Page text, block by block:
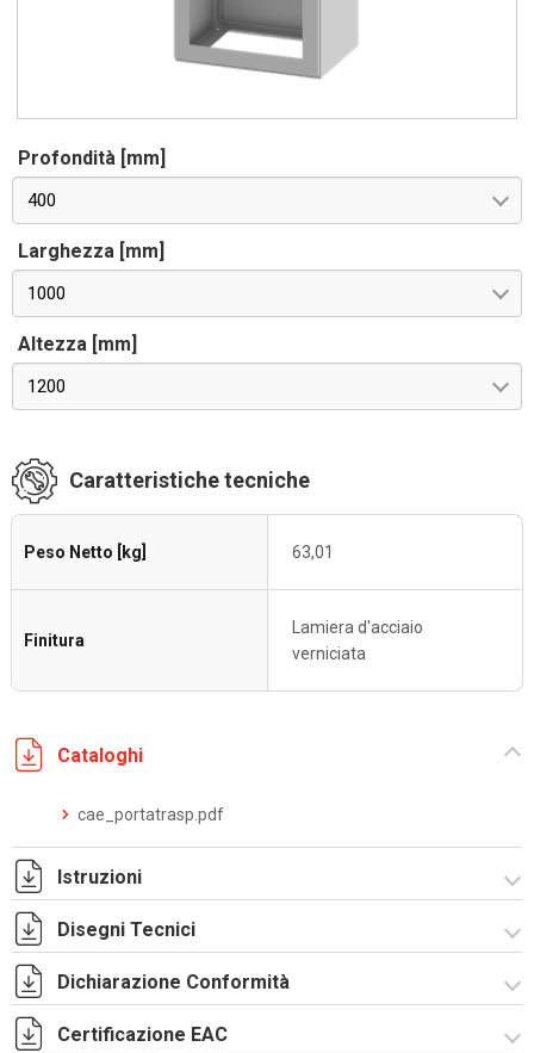
Profondità [mm]
400
Larghezza [mm]
1000
Altezza [mm]
1200
Caratteristiche tecniche
Peso Netto [kg] 63,01
Finitura
Lamiera d'acciaio
verniciata
Cataloghi
cae_portatrasp.pdf
Istruzioni
Istruzioni di montaggio CAE_stampa.pdf
Disegni Tecnici
R5CAE12104X.zip
Dichiarazione Conformità
CE Declaration - CAE Rev.02.pdf
Certificazione EAC